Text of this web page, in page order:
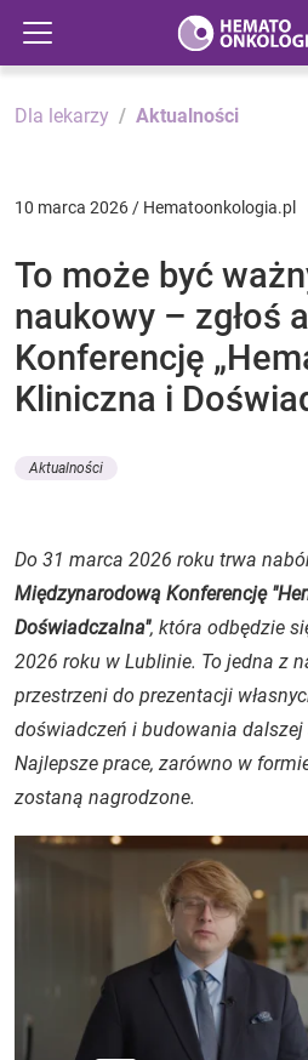
Dla lekarzy Aktualności
10 marca 2026 / Hematoonkologia.pl
To może być
naukowy – zgłoś
Konferencję
Kliniczna i
Aktualności
Do 31 marca 2026 roku trwa
Międzynarodową Konferencję
Doświadczalna", która odbędzie
2026 roku w Lublinie. To jedna z
przestrzeni do prezentacji
doświadczeń i budowania dalszej
Najlepsze prace, zarówno w
zostaną nagrodzone.